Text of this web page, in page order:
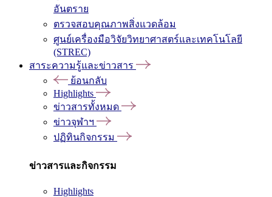
อันตราย
ตรวจสอบคุณภาพสิ่งแวดล้อม
ศูนย์เครื่องมือวิจัยวิทยาศาสตร์และเทคโนโลยี
(STREC)
สาระความรู้และข่าวสาร
ย้อนกลับ
Highlights
ข่าวสารทั้งหมด
ข่าวจุฬาฯ
ปฏิทินกิจกรรม
ข่าวสารและกิจกรรม
Highlights